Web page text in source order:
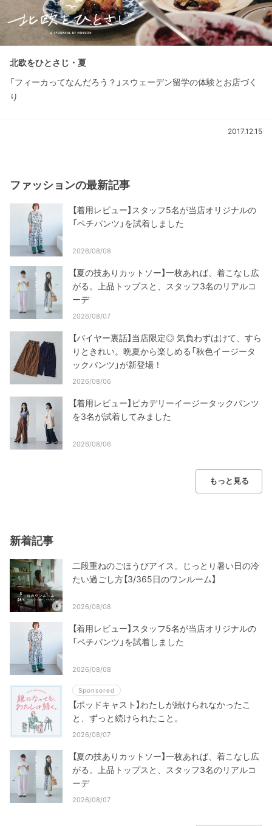
北欧をひとさじ・夏
「フィーカってなんだろう？」スウェーデン留学の体験とお店づく
り
2017.12.15
ファッションの最新記事
【着用レビュー】スタッフ5名が当店オリジナルの
「ペチパンツ」を試着しました
2026/08/08
【夏の技ありカットソー】一枚あれば、着こなし広
がる。上品トップスと、スタッフ3名のリアルコ
ーデ
2026/08/07
【バイヤー裏話】当店限定◎ 気負わずはけて、すら
りときれい。晩夏から楽しめる「秋色イージータ
ックパンツ」が新登場！
2026/08/06
【着用レビュー】ピカデリーイージータックパンツ
を3名が試着してみました
2026/08/06
もっと見る
新着記事
二段重ねのごほうびアイス。じっとり暑い日の冷
たい過ごし方【3/365日のワンルーム】
2026/08/08
【着用レビュー】スタッフ5名が当店オリジナルの
「ペチパンツ」を試着しました
2026/08/08
Sponsored
【ポッドキャスト】わたしが続けられなかったこ
と、ずっと続けられたこと。
2026/08/07
【夏の技ありカットソー】一枚あれば、着こなし広
がる。上品トップスと、スタッフ3名のリアルコ
ーデ
2026/08/07